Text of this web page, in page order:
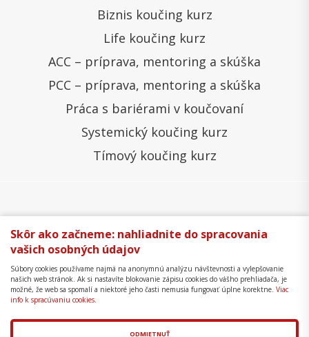
Biznis koučing kurz
Life koučing kurz
ACC – príprava, mentoring a skúška
PCC – príprava, mentoring a skúška
Práca s bariérami v koučovaní
Systemický koučing kurz
Tímový koučing kurz
Všeobecné obchodné podmienky
Správa cookies
Ochrana osobných údajov
Formulár na odstúpenie
Mapa stránky
Copyright © 2018 - 2026 Business Coaching College,
s.r.o.
Skôr ako začneme: nahliadnite do spracovania
vašich osobných údajov
Súbory cookies používame najmä na anonymnú analýzu návštevnosti a vylepšovanie
našich web stránok. Ak si nastavíte blokovanie zápisu cookies do vášho prehliadača, je
možné, že web sa spomalí a niektoré jeho časti nemusia fungovať úplne korektne. Viac
info k spracúvaniu cookies.
ODMIETNUŤ